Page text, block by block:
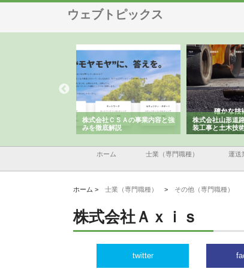
ウェブトピックス
株式会社ＣＳＡの事業内容と強
みを徹底解説
株式会社山形道
装工事と土木技
ホーム 士業（専門職種） 運送
ホーム > 士業（専門職種） > その他（専門職種）
株式会社Ａｘｉｓ
twitter